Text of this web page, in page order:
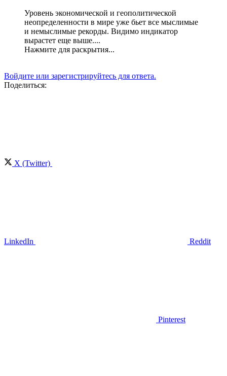
Уровень экономической и геополитической
неопределенности в мире уже бьет все мыслимые
и немыслимые рекорды. Видимо индикатор
вырастет еще выше....
Нажмите для раскрытия...
Войдите или зарегистрируйтесь для ответа.
Поделиться:
X (Twitter)
LinkedIn Reddit
Pinterest